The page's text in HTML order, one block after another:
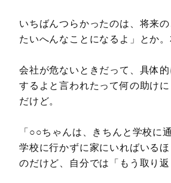
いちばんつらかったのは、将来
たいへんなことになるよ」とか
会社が危ないときだって、具体
するよと言われたって何の助け
だけど。
「○○ちゃんは、きちんと学校に
学校に行かずに家にいればいる
のだけど、自分では「もう取り